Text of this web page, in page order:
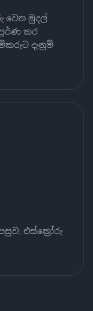
වෙත මුදල්
කර
දැනුම්
එස්ක්‍රෝරු